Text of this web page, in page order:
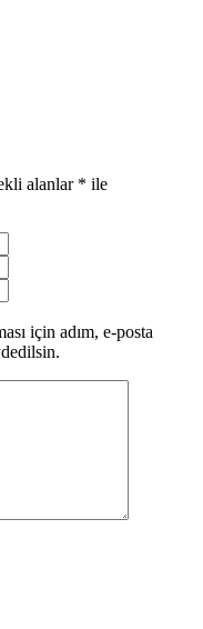
alanlar * ile
için adım, e-posta